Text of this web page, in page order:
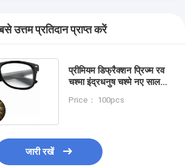
उत्तम प्रतिदान प्राप्त करें
प्रीमियम डिफ्रैक्शन प्रिज्म रव
चश्मा इंद्रधनुष चश्मे नए साल
Price： 100pcs
जारी रखें